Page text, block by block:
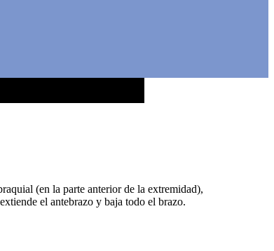
(en la parte anterior de la extremidad),
el antebrazo y baja todo el brazo.